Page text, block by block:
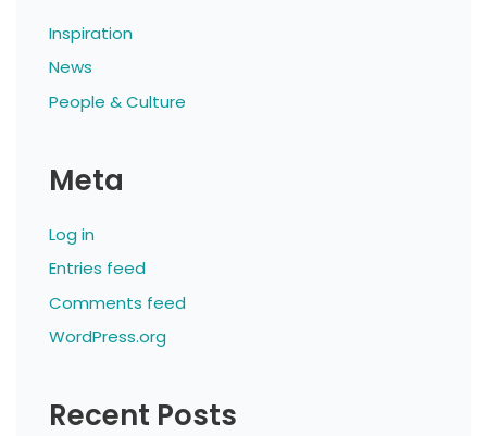
Inspiration
News
People & Culture
Meta
Log in
Entries feed
Comments feed
WordPress.org
Recent Posts